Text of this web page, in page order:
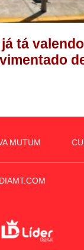
tá
MUTUM